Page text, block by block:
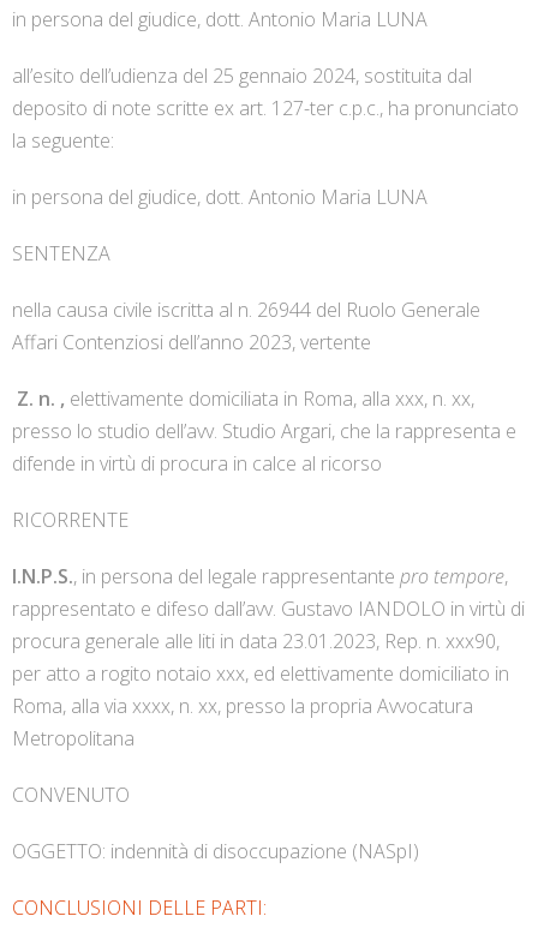
in persona del giudice, dott. Antonio Maria LUNA
all’esito dell’udienza del 25 gennaio 2024, sostituita dal
deposito di note scritte ex art. 127-ter c.p.c., ha pronunciato
la seguente:
in persona del giudice, dott. Antonio Maria LUNA
SENTENZA
nella causa civile iscritta al n. 26944 del Ruolo Generale
Affari Contenziosi dell’anno 2023, vertente
Z. n. , elettivamente domiciliata in Roma, alla xxx, n. xx,
presso lo studio dell’avv. Studio Argari, che la rappresenta e
difende in virtù di procura in calce al ricorso
RICORRENTE
I.N.P.S., in persona del legale rappresentante pro tempore,
rappresentato e difeso dall’avv. Gustavo IANDOLO in virtù di
procura generale alle liti in data 23.01.2023, Rep. n. xxx90,
per atto a rogito notaio xxx, ed elettivamente domiciliato in
Roma, alla via xxxx, n. xx, presso la propria Avvocatura
Metropolitana
CONVENUTO
OGGETTO: indennità di disoccupazione (NASpI)
CONCLUSIONI DELLE PARTI: